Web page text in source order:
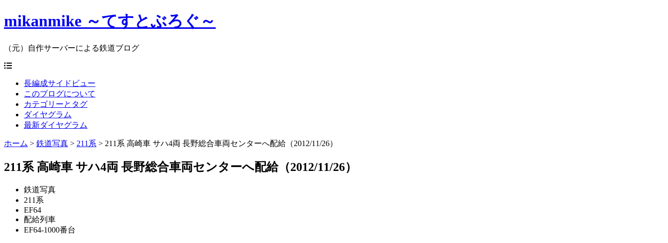
mikanmike ～てすとぶろぐ～
（元）自作サーバーによる鉄道ブログ
長編成サイドビュー
このブログについて
カテゴリーとタグ
ダイヤグラム
最新ダイヤグラム
ホーム > 鉄道写真 > 211系 > 211系 高崎車 サハ4両 長野総合車両センターへ配給（2012/11/26）
211系 高崎車 サハ4両 長野総合車両センターへ配給（2012/11/26）
鉄道写真
211系
EF64
配給列車
EF64-1000番台